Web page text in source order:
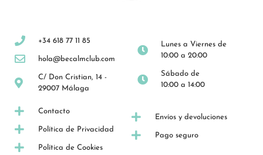
+34 618 77 11 85
hola@becalmclub.com
C/ Don Cristian, 14 -
29007 Málaga
Lunes a Viernes de
10:00 a 20:00
Sábado de
10:00 a 14:00
Contacto
Política de Privacidad
Política de Cookies
Envíos y devoluciones
Pago seguro